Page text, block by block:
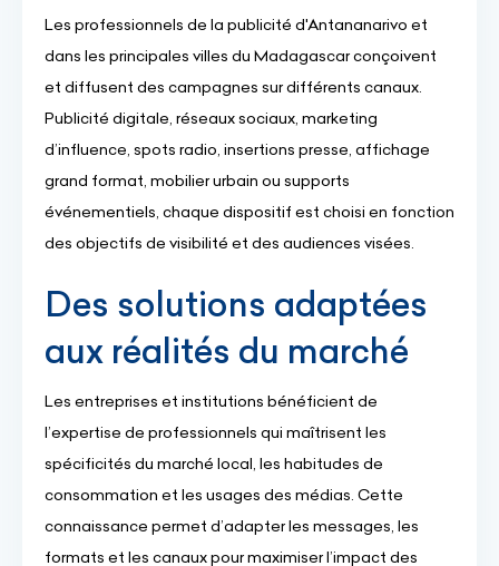
Les professionnels de la publicité d'Antananarivo et
dans les principales villes du Madagascar conçoivent
et diffusent des campagnes sur différents canaux.
Publicité digitale, réseaux sociaux, marketing
d’influence, spots radio, insertions presse, affichage
grand format, mobilier urbain ou supports
événementiels, chaque dispositif est choisi en fonction
des objectifs de visibilité et des audiences visées.
Des solutions adaptées
aux réalités du marché
Les entreprises et institutions bénéficient de
l’expertise de professionnels qui maîtrisent les
spécificités du marché local, les habitudes de
consommation et les usages des médias. Cette
connaissance permet d’adapter les messages, les
formats et les canaux pour maximiser l’impact des